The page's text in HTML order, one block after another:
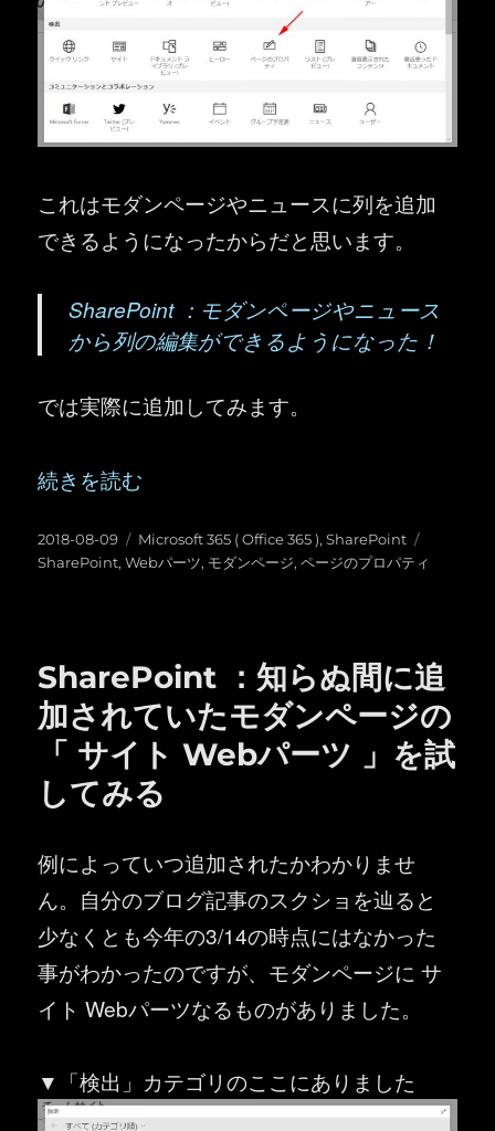
これはモダンページやニュースに列を追加
できるようになったからだと思います。
SharePoint ：モダンページやニュース
から列の編集ができるようになった！
では実際に追加してみます。
“SharePoint ：モダンページの「ページのプロ
続きを読む
投
稿
2018-08-09
カ
テ
Microsoft 365 ( Office 365 ),SharePoint
グ
SharePoint,Webパーツ, モダンページ,ページのプロパティ
SharePoint ：知らぬ間に追
加されていたモダンページの
「 サイト Webパーツ 」を試
してみる
例によっていつ追加されたかわかりませ
ん。自分のブログ記事のスクショを辿ると
少なくとも今年の3/14の時点にはなかった
事がわかったのですが、モダンページに サ
イト Webパーツなるものがありました。
▼「検出」カテゴリのここにありました